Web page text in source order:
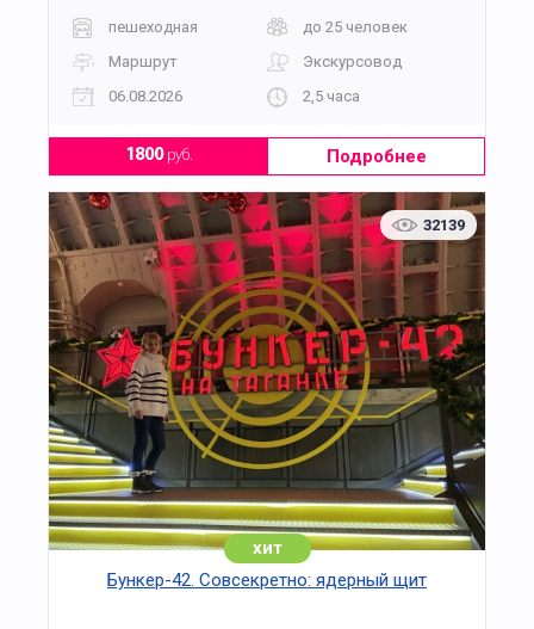
пешеходная
до 25 человек
Маршрут
Экскурсовод
06.08.2026
2,5 часа
1800руб. Подробнее
32139
хит
Бункер-42. Совсекретно: ядерный щит